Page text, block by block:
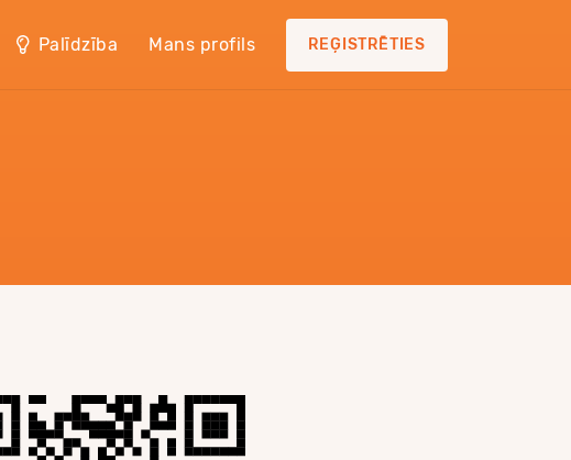
Palīdzība Mans profils REĢISTRĒTIES